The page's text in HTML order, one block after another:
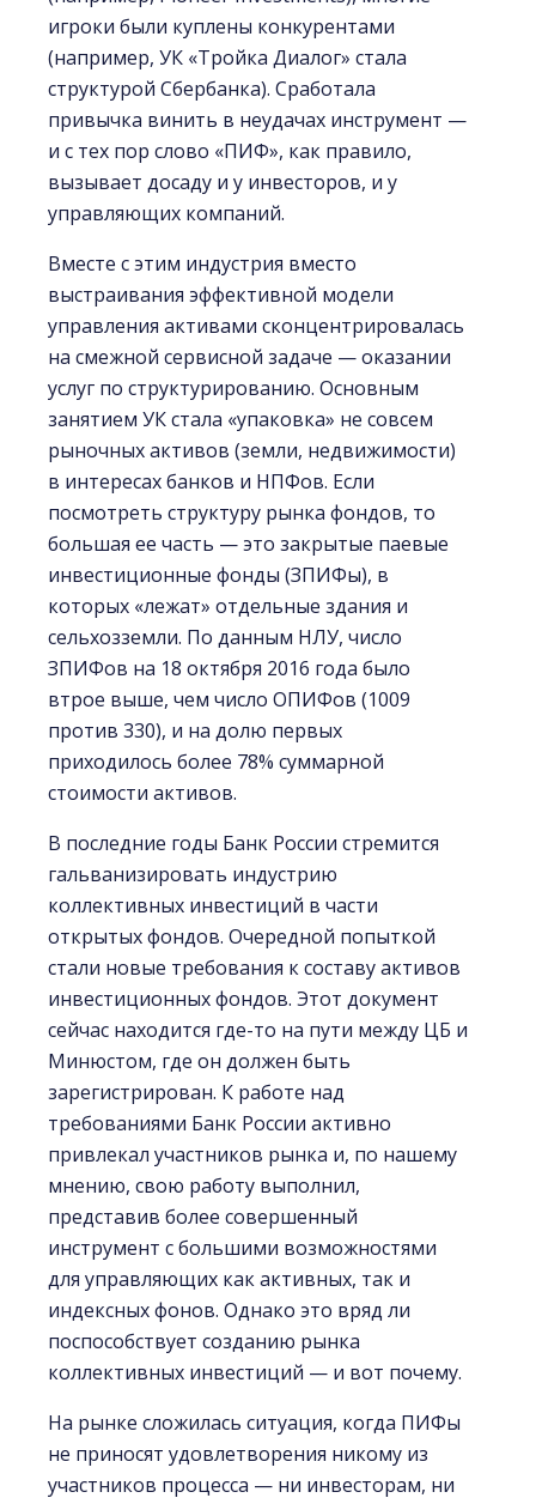
игроки были куплены конкурентами
(например, УК «Тройка Диалог» стала
структурой Сбербанка). Сработала
привычка винить в неудачах инструмент —
и с тех пор слово «ПИФ», как правило,
вызывает досаду и у инвесторов, и у
управляющих компаний.
Вместе с этим индустрия вместо
выстраивания эффективной модели
управления активами сконцентрировалась
на смежной сервисной задаче — оказании
услуг по структурированию. Основным
занятием УК стала «упаковка» не совсем
рыночных активов (земли, недвижимости)
в интересах банков и НПФов. Если
посмотреть структуру рынка фондов, то
большая ее часть — это закрытые паевые
инвестиционные фонды (ЗПИФы), в
которых «лежат» отдельные здания и
сельхозземли. По данным НЛУ, число
ЗПИФов на 18 октября 2016 года было
втрое выше, чем число ОПИФов (1009
против 330), и на долю первых
приходилось более 78% суммарной
стоимости активов.
В последние годы Банк России стремится
гальванизировать индустрию
коллективных инвестиций в части
открытых фондов. Очередной попыткой
стали новые требования к составу активов
инвестиционных фондов. Этот документ
сейчас находится где-то на пути между ЦБ и
Минюстом, где он должен быть
зарегистрирован. К работе над
требованиями Банк России активно
привлекал участников рынка и, по нашему
мнению, свою работу выполнил,
представив более совершенный
инструмент с большими возможностями
для управляющих как активных, так и
индексных фонов. Однако это вряд ли
поспособствует созданию рынка
коллективных инвестиций — и вот почему.
На рынке сложилась ситуация, когда ПИФы
не приносят удовлетворения никому из
участников процесса — ни инвесторам, ни